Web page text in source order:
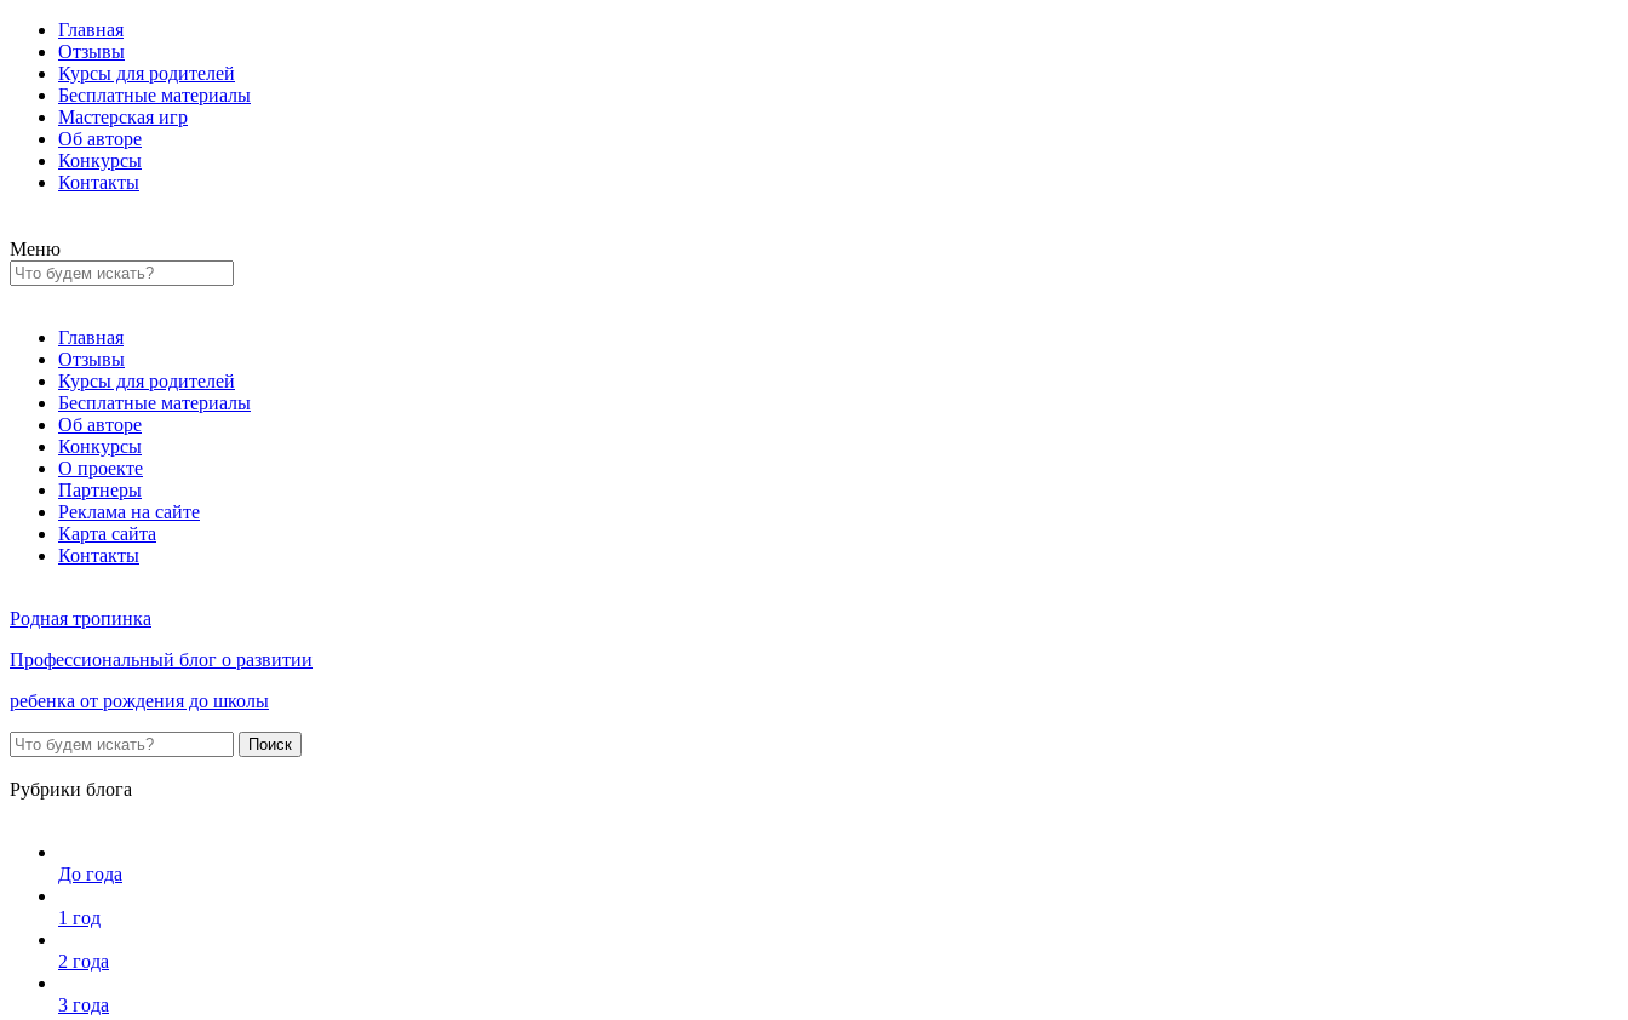
Главная
Отзывы
Курсы для родителей
Бесплатные материалы
Мастерская игр
Об авторе
Конкурсы
Контакты
Меню
Главная
Отзывы
Курсы для родителей
Бесплатные материалы
Об авторе
Конкурсы
О проекте
Партнеры
Реклама на сайте
Карта сайта
Контакты
Родная тропинка
Профессиональный блог о развитии
ребенка от рождения до школы
Поиск
Рубрики блога
До года
1 год
2 года
3 года